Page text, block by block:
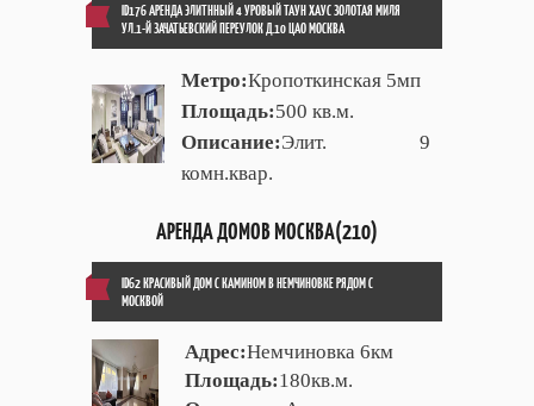
ID176 АРЕНДА ЭЛИТННЫЙ 4 УРОВЫЙ ТАУН ХАУС ЗОЛОТАЯ МИЛЯ
УЛ.1-Й ЗАЧАТЬЕВСКИЙ ПЕРЕУЛОК Д.10 ЦАО МОСКВА
Метро:Кропоткинская 5мп
Площадь:500 кв.м.
Описание:Элит. 9
комн.квар.
АРЕНДА ДОМОВ МОСКВА(210)
ID62 КРАСИВЫЙ ДОМ С КАМИНОМ В НЕМЧИНОВКЕ РЯДОМ С
МОСКВОЙ
Адрес:Немчиновка 6км
Площадь:180кв.м.